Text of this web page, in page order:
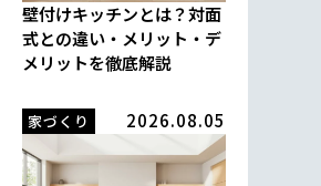
壁付けキッチンとは？対面
式との違い・メリット・デ
メリットを徹底解説
家づくり 2026.08.05